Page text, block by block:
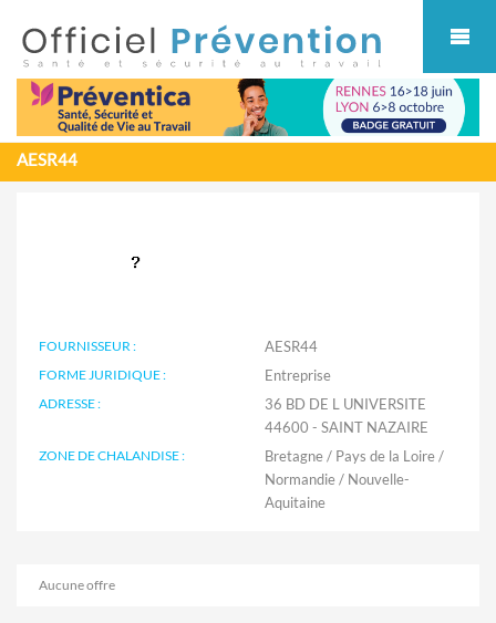
AESR44
FOURNISSEUR : AESR44
FORME JURIDIQUE : Entreprise
ADRESSE :
36 BD DE L UNIVERSITE
44600 - SAINT NAZAIRE
ZONE DE CHALANDISE :
Bretagne / Pays de la Loire /
Normandie / Nouvelle-
Aquitaine
Aucune offre